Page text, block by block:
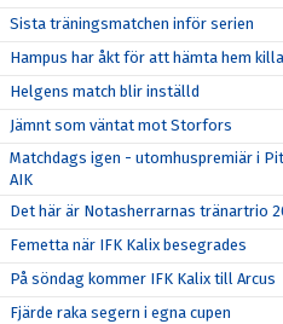
Sista träningsmatchen inför serien
Hampus har åkt för att hämta hem
Helgens match blir inställd
Jämnt som väntat mot Storfors
Matchdags igen - utomhuspremiär i
AIK
Det här är Notasherrarnas tränartrio
Femetta när IFK Kalix besegrades
På söndag kommer IFK Kalix till Arcus
Fjärde raka segern i egna cupen